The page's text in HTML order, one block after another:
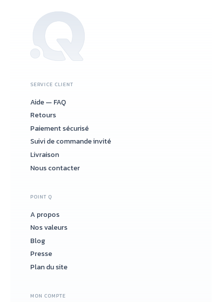
SERVICE CLIENT
Aide — FAQ
Retours
Paiement sécurisé
Suivi de commande invité
Livraison
Nous contacter
POINT Q
A propos
Nos valeurs
Blog
Presse
Plan du site
MON COMPTE